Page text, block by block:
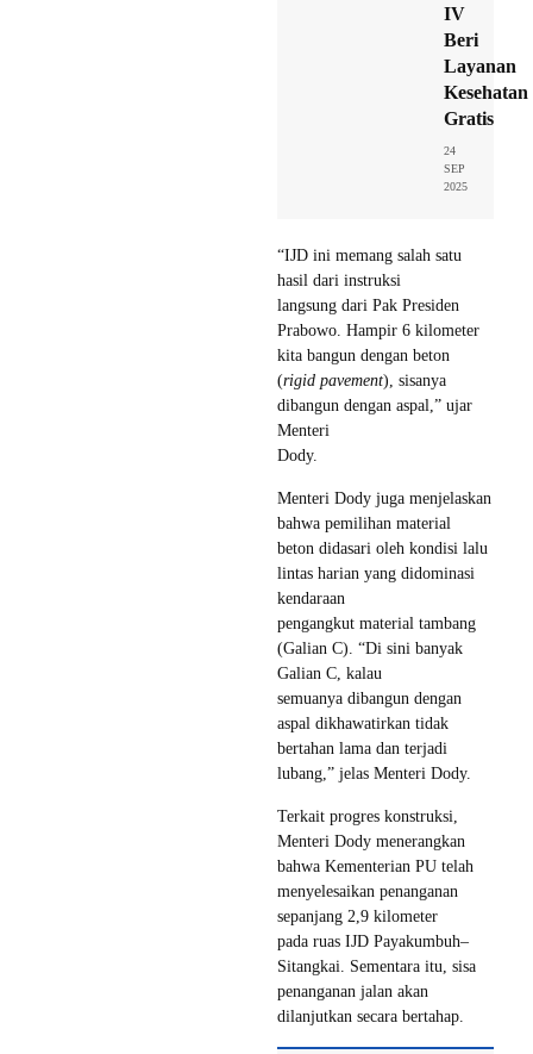
IV
Beri
Layanan
Kesehatan
Gratis
24
SEP
2025
“IJD ini memang salah satu
hasil dari instruksi
langsung dari Pak Presiden
Prabowo. Hampir 6 kilometer
kita bangun dengan beton
(rigid pavement), sisanya
dibangun dengan aspal,” ujar
Menteri
Dody.
Menteri Dody juga menjelaskan
bahwa pemilihan material
beton didasari oleh kondisi lalu
lintas harian yang didominasi
kendaraan
pengangkut material tambang
(Galian C). “Di sini banyak
Galian C, kalau
semuanya dibangun dengan
aspal dikhawatirkan tidak
bertahan lama dan terjadi
lubang,” jelas Menteri Dody.
Terkait progres konstruksi,
Menteri Dody menerangkan
bahwa Kementerian PU telah
menyelesaikan penanganan
sepanjang 2,9 kilometer
pada ruas IJD Payakumbuh–
Sitangkai. Sementara itu, sisa
penanganan jalan akan
dilanjutkan secara bertahap.